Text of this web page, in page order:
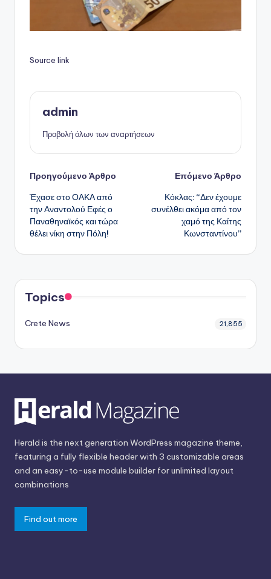
Source link
admin
Προβολή όλων των αναρτήσεων
Πλοήγηση
δημοσιεύσεων
Προηγούμενο Άρθρο
Έχασε στο ΟΑΚΑ από
την Αναντολού Εφές ο
Παναθηναϊκός και τώρα
θέλει νίκη στην Πόλη!
Επόμενο Άρθρο
Κόκλας: “Δεν έχουμε
συνέλθει ακόμα από τον
χαμό της Καίτης
Κωνσταντίνου”
Topics
Crete News 21,855
Herald is the next generation WordPress magazine theme,
featuring a fully flexible header with 3 customizable areas
and an easy-to-use module builder for unlimited layout
combinations
Find out more